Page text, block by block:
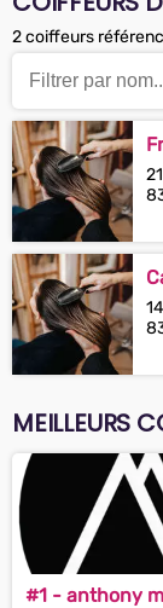
2 coiffeurs
MEILLEURS
#1 - anthony